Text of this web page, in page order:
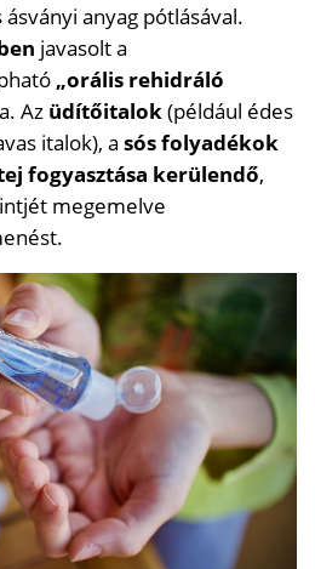
anyag pótlásával.
javasolt a
„orális rehidráló
Az üdítőitalok(például édes
italok), a sós folyadékok
fogyasztása kerülendő,
megemelve